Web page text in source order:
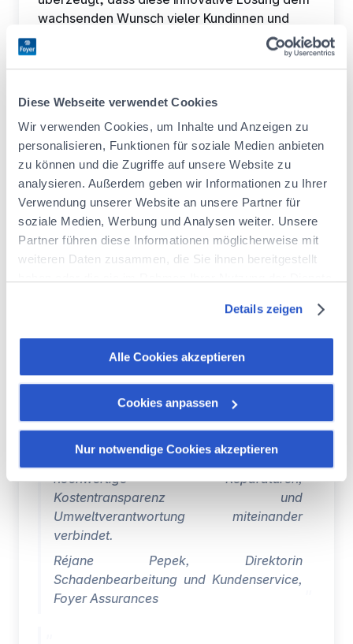
Diese Webseite verwendet Cookies
Wir verwenden Cookies, um Inhalte und Anzeigen zu
personalisieren, Funktionen für soziale Medien anbieten
zu können und die Zugriffe auf unsere Website zu
analysieren. Außerdem geben wir Informationen zu Ihrer
Verwendung unserer Website an unsere Partner für
soziale Medien, Werbung und Analysen weiter. Unsere
Partner führen diese Informationen möglicherweise mit
weiteren Daten zusammen, die Sie ihnen bereitgestellt
Informieren Sie sich über unsere Cookie-Richtlinie
verwendung-von-cookies/
widerrufen, indem Sie auf den Link "Verwaltung von
Cookies" am Ende der Seite klicken.
Einige dieser Cookies sind für das ordnungsgemäße
Funktionieren der Website unbedingt erforderlich. Bitte
beachten Sie, dass bei der Deaktivierung von hier
verwendeten Cookies einige Funktionen oder Teile dieser
Website möglicherweise nicht mehr normal zugänglich
sind. Andere werden verwendet, um:
Ihre Nutzererfahrung zu verbessern, indem Sie Ihre
Funktionen anpassen und sich an Ihre Entscheidungen
Details zeigen
Alle Cookies akzeptieren
Cookies anpassen
Nur notwendige Cookies akzeptieren
wachsenden Wunsch vieler Kundinnen und
verantwortungsbewusster reparieren zu
lassen. Die verwendeten Ersatzteile sind unter
abgesichert.
Wenn verfügbar, werden diese
wiederverwendeten Teile systematisch als
nachhaltige und wirtschaftliche Alternative
angeboten – die Entscheidung für die
passende Reparaturlösung bleibt dabei
selbstverständlich bei den Kundinnen und
Wir sind sehr stolz, als erster Versicherer
Partnerschaft mit GPA ist aus einer
Begegnung entstanden, bei der unsere
Werte und unsere Zukunftsvision sofort
zueinandergefunden haben. Es ist ein
Nachhaltigkeit – und eine Lösung, die
hochwertige Reparaturen,
Kostentransparenz und
Umweltverantwortung miteinander
verbindet.
Réjane Pepek, Direktorin
Schadenbearbeitung und Kundenservice,
Foyer Assurances